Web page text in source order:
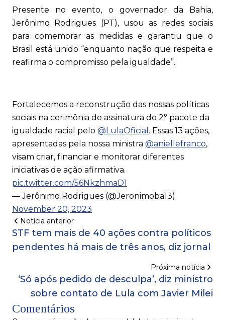
Presente no evento, o governador da Bahia,
Jerônimo Rodrigues (PT), usou as redes sociais
para comemorar as medidas e garantiu que o
Brasil está unido “enquanto nação que respeita e
reafirma o compromisso pela igualdade”.
Fortalecemos a reconstrução das nossas políticas
sociais na cerimônia de assinatura do 2° pacote da
igualdade racial pelo @LulaOficial . Essas 13 ações,
apresentadas pela nossa ministra @aniellefranco,
visam criar, financiar e monitorar diferentes
iniciativas de ação afirmativa.
pic.twitter.com/56NkzhmaD1
— Jerônimo Rodrigues (@Jeronimoba13)
November 20, 2023
Notícia anterior
STF tem mais de 40 ações contra políticos
pendentes há mais de três anos, diz jornal
Próxima notícia
‘Só após pedido de desculpa’, diz ministro
sobre contato de Lula com Javier Milei
Comentários